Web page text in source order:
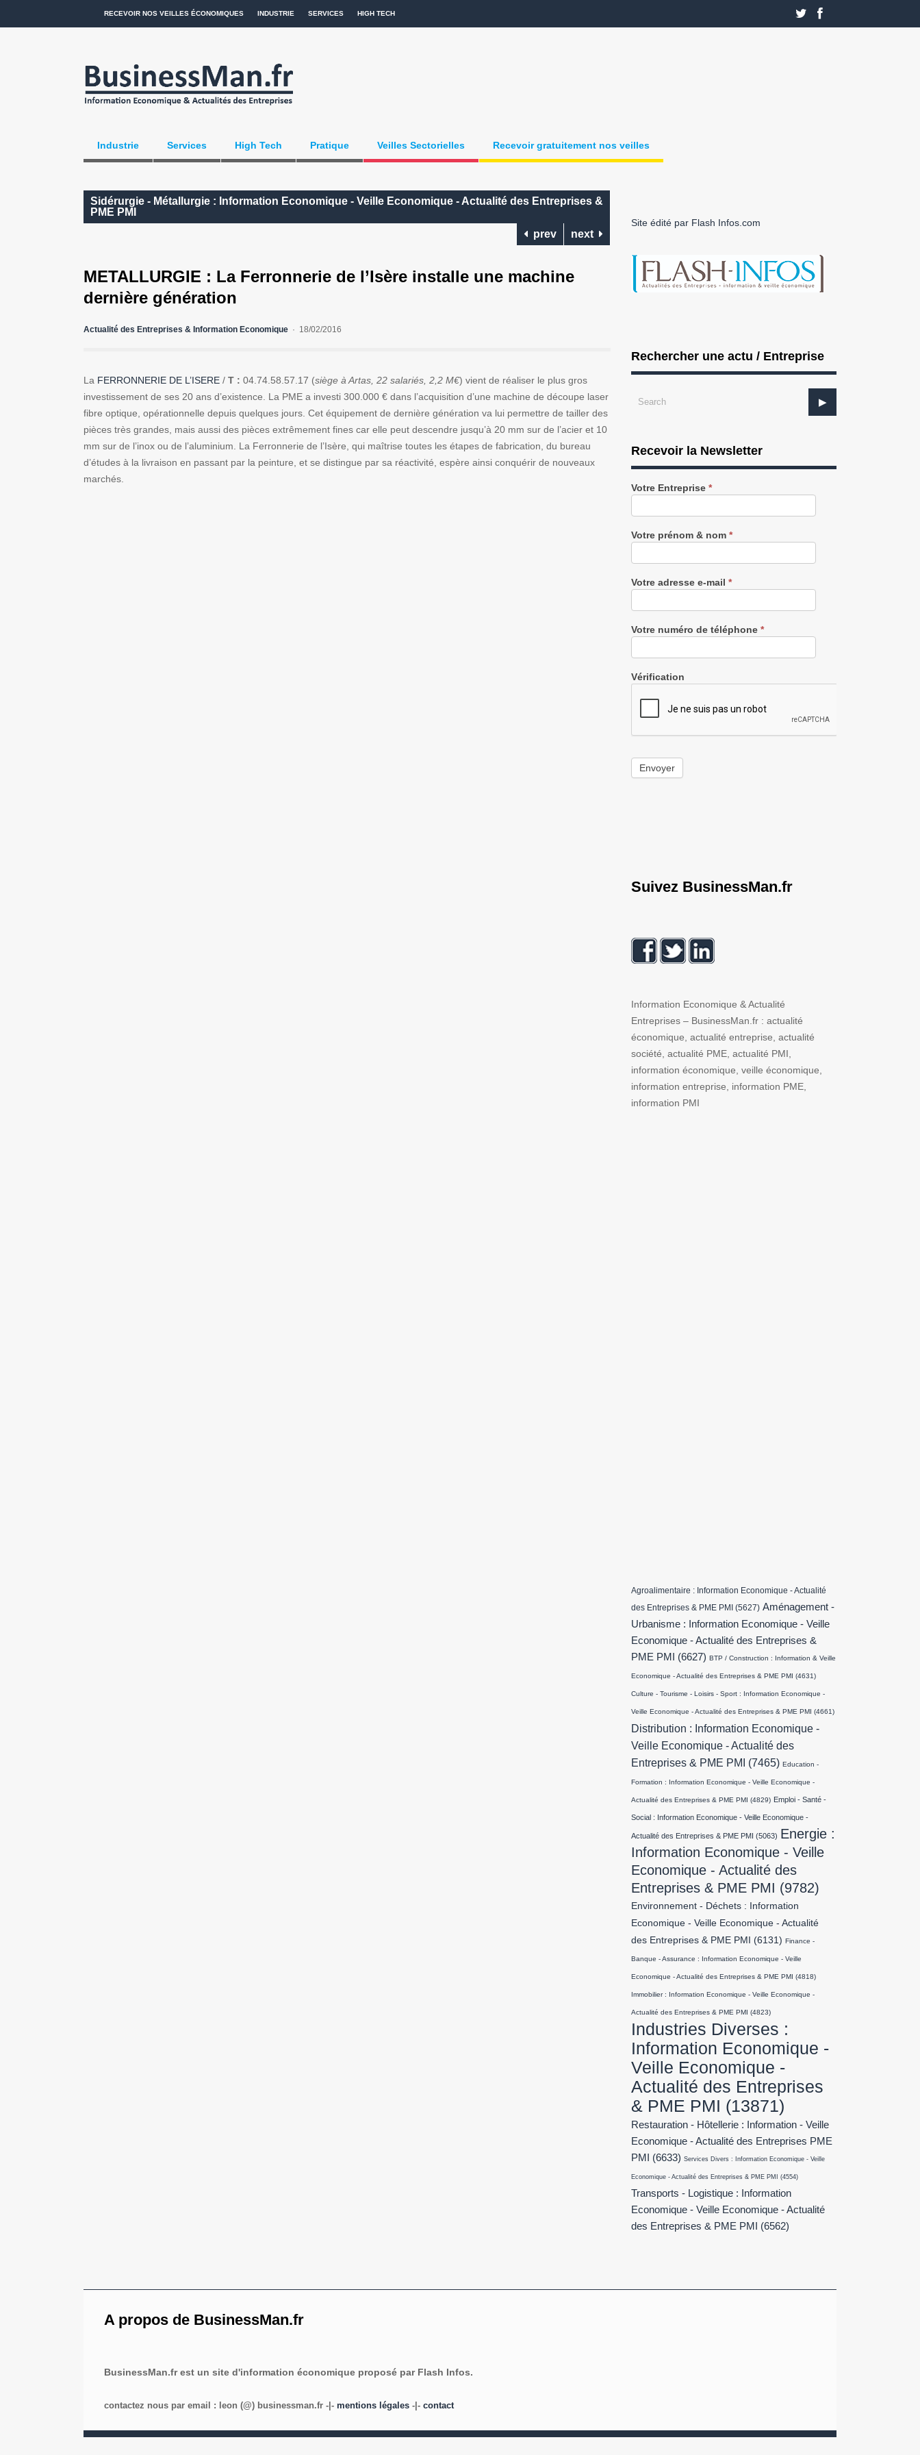
RECEVOIR NOS VEILLES ÉCONOMIQUES INDUSTRIE SERVICES HIGH TECH
Industrie Services High Tech Pratique Veilles Sectorielles Recevoir gratuitement nos veilles
Sidérurgie - Métallurgie : Information Economique - Veille Economique - Actualité des Entreprises &
PME PMI
prev
next
METALLURGIE : La Ferronnerie de l’Isère installe une machine
dernière génération
Actualité des Entreprises & Information Economique 18/02/2016
La FERRONNERIE DE L’ISERE / T : 04.74.58.57.17 (siège à Artas, 22 salariés, 2,2 M€) vient de réaliser le plus gros
investissement de ses 20 ans d’existence. La PME a investi 300.000 € dans l’acquisition d’une machine de découpe laser
fibre optique, opérationnelle depuis quelques jours. Cet équipement de dernière génération va lui permettre de tailler des
pièces très grandes, mais aussi des pièces extrêmement fines car elle peut descendre jusqu’à 20 mm sur de l’acier et 10
mm sur de l’inox ou de l’aluminium. La Ferronnerie de l’Isère, qui maîtrise toutes les étapes de fabrication, du bureau
d’études à la livraison en passant par la peinture, et se distingue par sa réactivité, espère ainsi conquérir de nouveaux
marchés.
Site édité par Flash Infos.com
Rechercher une actu / Entreprise
Recevoir la Newsletter
Recevez
notre
gratuitement
Votre Entreprise *
Votre prénom & nom *
Votre adresse e-mail *
Votre numéro de téléphone *
Vérification
Envoyer
Suivez BusinessMan.fr
Information Economique & Actualité
Entreprises – BusinessMan.fr : actualité
économique, actualité entreprise, actualité
société, actualité PME, actualité PMI,
information économique, veille économique,
information entreprise, information PME,
information PMI
Agroalimentaire : Information Economique - Actualité
des Entreprises & PME PMI (5627) Aménagement -
Urbanisme : Information Economique - Veille
Economique - Actualité des Entreprises &
PME PMI
(6627) BTP / Construction : Information & Veille
Economique - Actualité des Entreprises & PME PMI (4631)
Culture - Tourisme - Loisirs - Sport : Information Economique -
Veille Economique - Actualité des Entreprises & PME PMI (4661)
Distribution : Information Economique -
Veille Economique - Actualité des
Entreprises & PME PMI (7465) Education -
Formation : Information Economique - Veille Economique -
Actualité des Entreprises & PME PMI (4829) Emploi - Santé -
Social : Information Economique - Veille Economique -
Actualité des Entreprises & PME PMI (5063) Energie :
Information Economique - Veille
Economique - Actualité des
Entreprises & PME PMI (9782)
Environnement - Déchets : Information
Economique - Veille Economique - Actualité
des Entreprises & PME PMI
(6131) Finance -
Banque - Assurance : Information Economique - Veille
Economique - Actualité des Entreprises & PME PMI (4818)
Immobilier : Information Economique - Veille Economique -
Actualité des Entreprises & PME PMI (4823)
Industries Diverses :
Information Economique -
Veille Economique -
Actualité des Entreprises
& PME PMI (13871)
Restauration - Hôtellerie : Information - Veille
Economique - Actualité des Entreprises PME
PMI
(6633) Services Divers : Information Economique - Veille
Economique - Actualité des Entreprises & PME PMI (4554)
Transports - Logistique : Information
Economique - Veille Economique - Actualité
des Entreprises & PME PMI
(6562)
A propos de BusinessMan.fr
BusinessMan.fr est un site d'information économique proposé par Flash Infos.
contactez nous par email : leon (@) businessman.fr -|- mentions légales -|- contact